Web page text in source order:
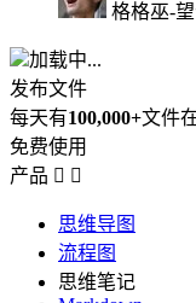
格格巫-
加载中...
发布文件
每天有100,000+文件
免费使用
产品  
思维导图
流程图
思维笔记